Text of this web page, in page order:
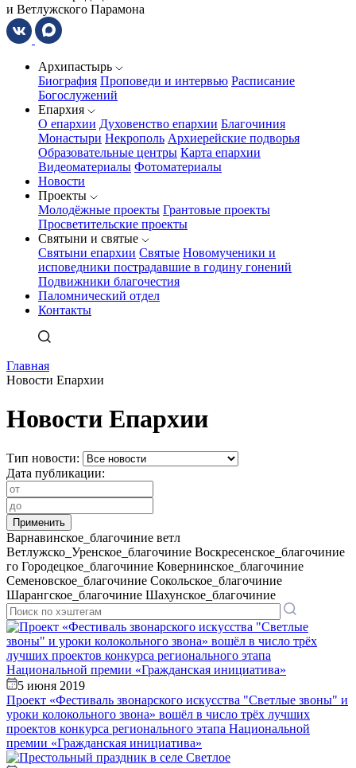
и Ветлужского Парамона
Архипастырь
Биография Проповеди и интервью Расписание
Богослужений
Епархия
О епархии Духовенство епархии Благочиния
Монастыри Некрополь Архиерейские подворья
Образовательные центры Карта епархии
Видеоматериалы Фотоматериалы
Новости
Проекты
Молодёжные проекты Грантовые проекты
Просветительские проекты
Святыни и святые
Святыни епархии Святые Новомученики и
исповедники пострадавшие в годину гонений
Подвижники благочестия
Паломнический отдел
Контакты
Главная
Новости Епархии
Новости Епархии
Тип новости:
Дата публикации:
Варнавинское_благочиние ветл
Ветлужско_Уренское_благочиние Воскресенское_благочиние
го Городецкое_благочиние Ковернинское_благочиние
Семеновское_благочиние Сокольское_благочиние
Шарангское_благочиние Шахунское_благочиние
5 июня 2019
Проект «Фестиваль звонарского искусства "Светлые звоны" и
уроки колокольного звона» вошёл в число трёх лучших
проектов конкурса регионального этапа Национальной
премии «Гражданская инициатива»